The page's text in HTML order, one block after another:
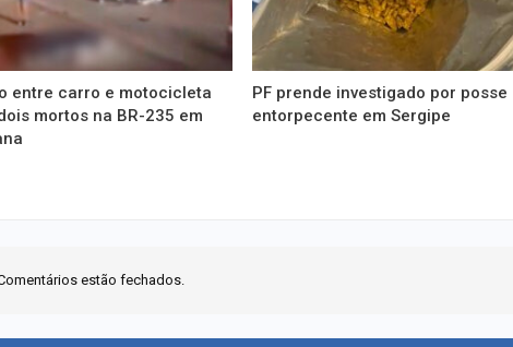
entre carro e motocicleta
mortos na BR-235 em
PF prende investigado por posse
entorpecente em Sergipe
estão fechados.